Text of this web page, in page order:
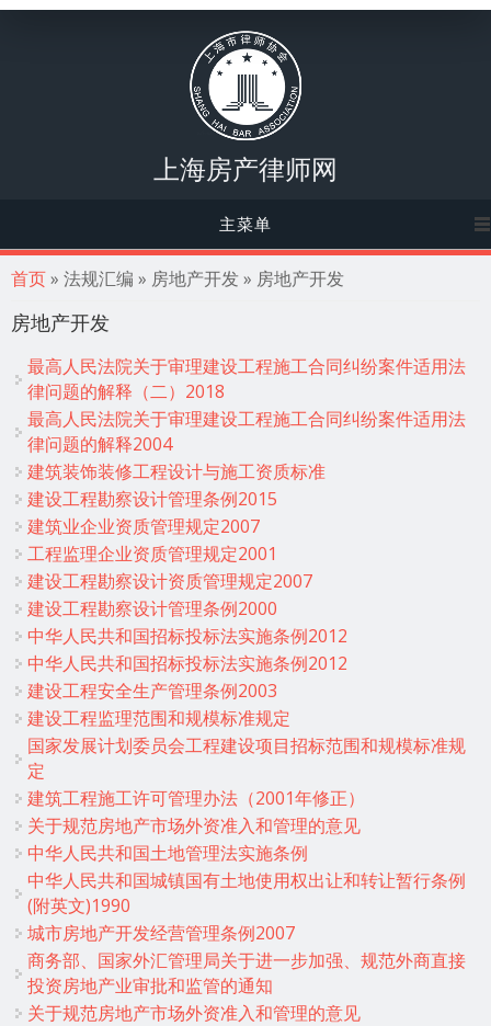
上海房产律师网
主菜单
你在这里
首页» 法规汇编 » 房地产开发 » 房地产开发
房地产开发
最高人民法院关于审理建设工程施工合同纠纷案件适用法
律问题的解释（二）2018
最高人民法院关于审理建设工程施工合同纠纷案件适用法
律问题的解释2004
建筑装饰装修工程设计与施工资质标准
建设工程勘察设计管理条例2015
建筑业企业资质管理规定2007
工程监理企业资质管理规定2001
建设工程勘察设计资质管理规定2007
建设工程勘察设计管理条例2000
中华人民共和国招标投标法实施条例2012
中华人民共和国招标投标法实施条例2012
建设工程安全生产管理条例2003
建设工程监理范围和规模标准规定
国家发展计划委员会工程建设项目招标范围和规模标准规
定
建筑工程施工许可管理办法（2001年修正）
关于规范房地产市场外资准入和管理的意见
中华人民共和国土地管理法实施条例
中华人民共和国城镇国有土地使用权出让和转让暂行条例
(附英文)1990
城市房地产开发经营管理条例2007
商务部、国家外汇管理局关于进一步加强、规范外商直接
投资房地产业审批和监管的通知
关于规范房地产市场外资准入和管理的意见